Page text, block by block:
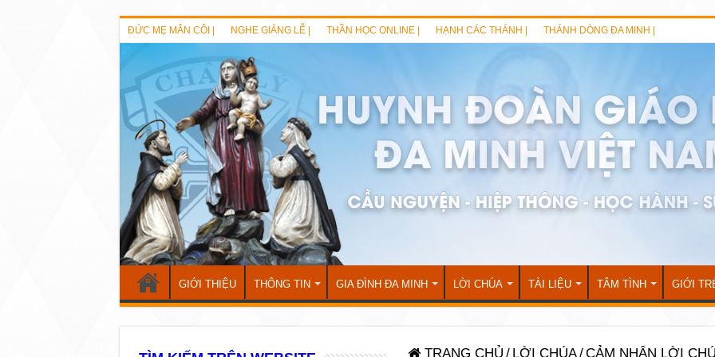
ĐỨC MẸ MÂN CÔI | NGHE GIẢNG LỄ | THẦN HỌC ONLINE | HẠNH CÁC THÁNH | THÁNH DÒNG ĐA MINH |
GIỚI THIỆU THÔNG TIN GIA ĐÌNH ĐA MINH LỜI CHÚA TÀI LIỆU TÂM TÌNH GIỚI
TRANG CHỦ / LỜI CHÚA/CẢM NHẬN LỜI